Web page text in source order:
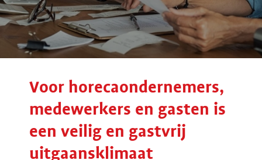
Voor horecaondernemers,
medewerkers en gasten is
een veilig en gastvrij
uitgaansklimaat